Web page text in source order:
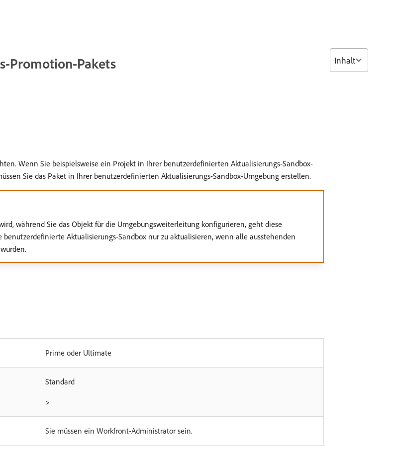
Promotion-Pakets
Wenn Sie beispielsweise ein Projekt in Ihrer benutzerdefinierten Aktualisierungs-Sandbox-
Sie das Paket in Ihrer benutzerdefinierten Aktualisierungs-Sandbox-Umgebung erstellen.
während Sie das Objekt für die Umgebungsweiterleitung konfigurieren, geht diese
Aktualisierungs-Sandbox nur zu aktualisieren, wenn alle ausstehenden
Prime oder Ultimate
Standard
>
Sie müssen ein Workfront-Administrator sein.
Inhalt